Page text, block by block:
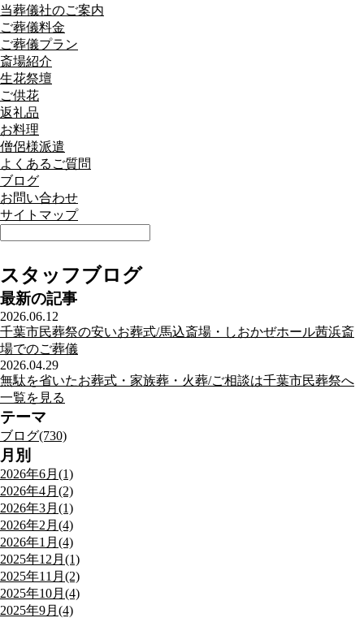
当葬儀社のご案内
ご葬儀料金
ご葬儀プラン
斎場紹介
生花祭壇
ご供花
返礼品
お料理
僧侶様派遣
よくあるご質問
ブログ
お問い合わせ
サイトマップ
スタッフブログ
最新の記事
2026.06.12
千葉市民葬祭の安いお葬式/馬込斎場・しおかぜホール茜浜斎
場でのご葬儀
2026.04.29
無駄を省いたお葬式・家族葬・火葬/ご相談は千葉市民葬祭へ
一覧を見る
テーマ
ブログ(730)
月別
2026年6月(1)
2026年4月(2)
2026年3月(1)
2026年2月(4)
2026年1月(4)
2025年12月(1)
2025年11月(2)
2025年10月(4)
2025年9月(4)